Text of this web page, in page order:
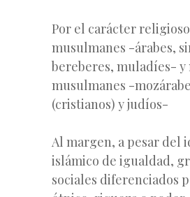
Por el carácter
musulmanes -árabes,
bereberes, muladíes- y
musulmanes -
(cristianos) y judíos-
Al margen, a pesar del
islámico de igualdad,
sociales diferenciados